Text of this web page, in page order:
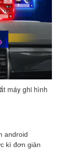
máy ghi hình
android
kì đơn giản